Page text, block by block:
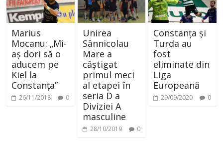
Marius
Mocanu: „Mi-
aș dori să o
aducem pe
Kiel la
Constanța”
26/11/2018 0
Unirea
Sânnicolau
Mare a
câștigat
primul meci
al etapei în
seria D a
Diviziei A
masculine
28/10/2019 0
Constanța și
Turda au
fost
eliminate din
Liga
Europeană
29/09/2020 0